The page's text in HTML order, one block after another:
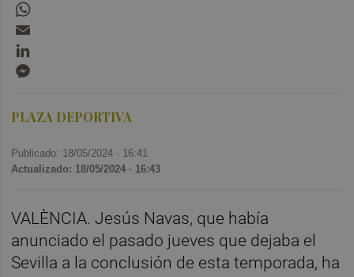
PLAZA DEPORTIVA
Publicado: 18/05/2024 · 16:41
Actualizado: 18/05/2024 · 16:43
VALÈNCIA. Jesús Navas, que había
anunciado el pasado jueves que dejaba el
Sevilla a la conclusión de esta temporada, ha